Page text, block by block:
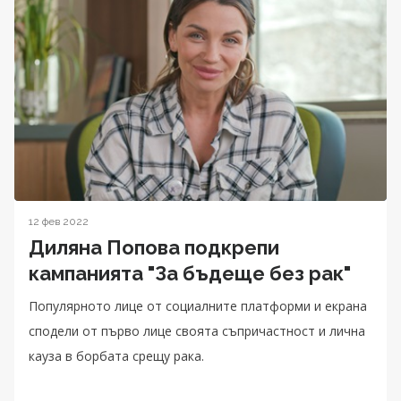
12 фев 2022
Диляна Попова подкрепи
кампанията "За бъдеще без рак"
Популярното лице от социалните платформи и екрана
сподели от първо лице своята съпричастност и лична
кауза в борбата срещу рака.